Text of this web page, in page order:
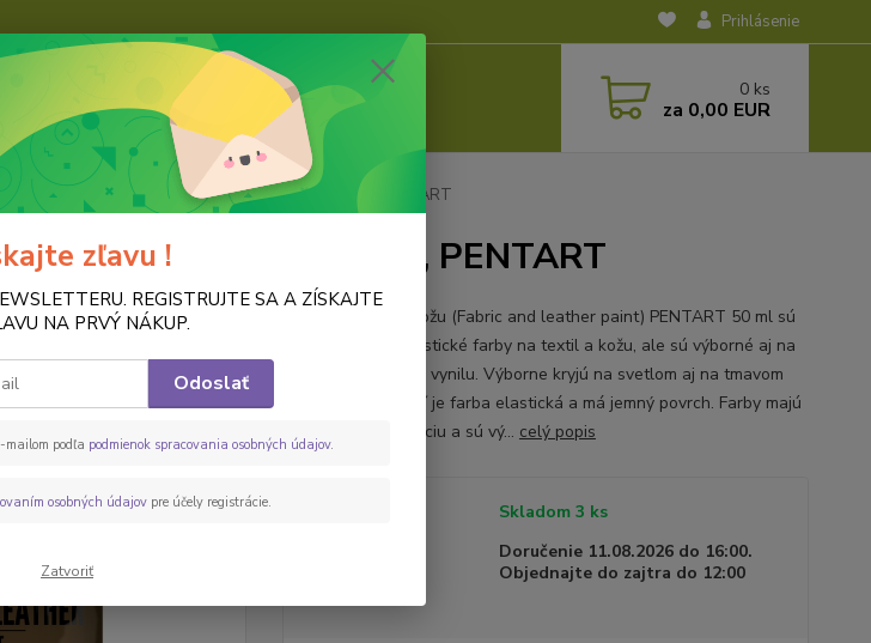
Prihlásenie
0 ks
za 0,00 EUR
Farba na textil a kožu, tmavohnedá, 50 ml, PENTART
tmavohnedá, 50 ml, PENTART
Farba na textil a kožu (Fabric and leather paint) PENTART 50 ml sú
vysokokvalitné elastické farby na textil a kožu, ale sú výborné aj na
farbenie koženky a vynilu. Výborne kryjú na svetlom aj na tmavom
textile. Po uschnutí je farba elastická a má jemný povrch. Farby majú
krémovú konzistenciu a sú vý... celý popis
Skladom 3 ks
Doručenie 11.08.2026 do 16:00.
Objednajte do zajtra do 12:00
zľavu !
REGISTRUJTE SA A ZÍSKAJTE
NA PRVÝ NÁKUP.
Odoslať
mailom podľa podmienok spracovania osobných údajov.
osobných údajov pre účely registrácie.
Zatvoriť